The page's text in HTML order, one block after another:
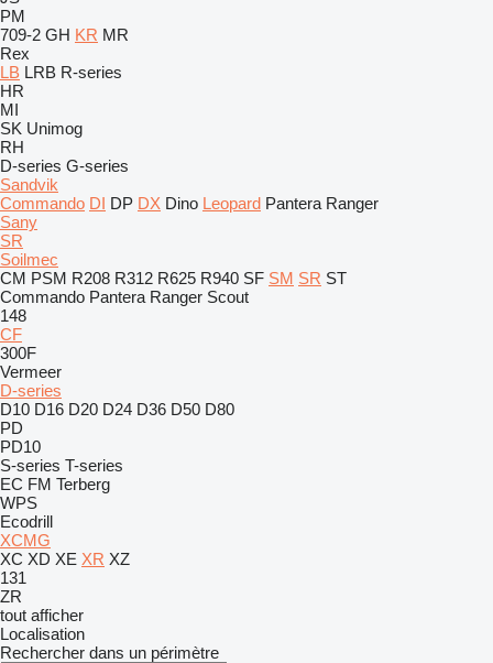
PM
709-2 GH KR MR
Rex
LB LRB R-series
HR
MI
SK Unimog
RH
D-series G-series
Sandvik
Commando DI DP DX Dino Leopard Pantera Ranger
Sany
SR
Soilmec
CM PSM R208 R312 R625 R940 SF SM SR ST
Commando Pantera Ranger Scout
148
CF
300F
Vermeer
D-series
D10 D16 D20 D24 D36 D50 D80
PD
PD10
S-series T-series
EC FM Terberg
WPS
Ecodrill
XCMG
XC XD XE XR XZ
131
ZR
tout afficher
Localisation
Rechercher dans un périmètre